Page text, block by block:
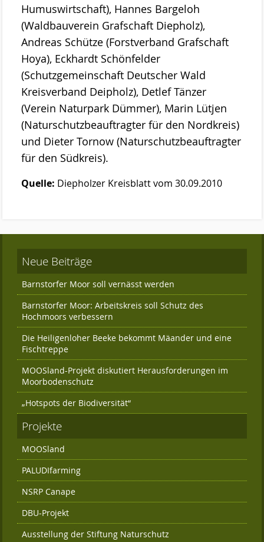
Humuswirtschaft), Hannes Bargeloh
(Waldbauverein Grafschaft Diepholz),
Andreas Schütze (Forstverband Grafschaft
Hoya), Eckhardt Schönfelder
(Schutzgemeinschaft Deutscher Wald
Kreisverband Deipholz), Detlef Tänzer
(Verein Naturpark Dümmer), Marin Lütjen
(Naturschutzbeauftragter für den Nordkreis)
und Dieter Tornow (Naturschutzbeauftragter
für den Südkreis).
Quelle: Diepholzer Kreisblatt vom 30.09.2010
Neue Beiträge
Barnstorfer Moor soll vernässt werden
Barnstorfer Moor: Arbeitskreis soll Schutz des
Hochmoors verbessern
Die Heiligenloher Beeke bekommt Mäander und eine
Fischtreppe
MOOSland-Projekt diskutiert Herausforderungen im
Moorbodenschutz
„Hotspots der Biodiversität“
Projekte
MOOSland
PALUDIfarming
NSRP Canape
DBU-Projekt
Ausstellung der Stiftung Naturschutz